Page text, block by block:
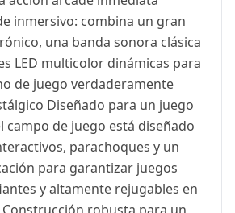
inmersivo: combina un gran
una banda sonora clásica
LED multicolor dinámicas para
de juego verdaderamente
Diseñado para un juego
campo de juego está diseñado
parachoques y un
para garantizar juegos
y altamente rejugables en